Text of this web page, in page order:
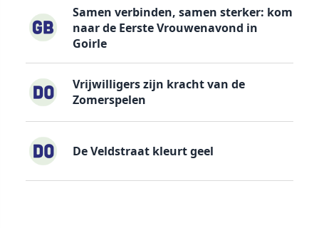
Samen verbinden, samen sterker: kom
naar de Eerste Vrouwenavond in
Goirle
Vrijwilligers zijn kracht van de
Zomerspelen
De Veldstraat kleurt geel